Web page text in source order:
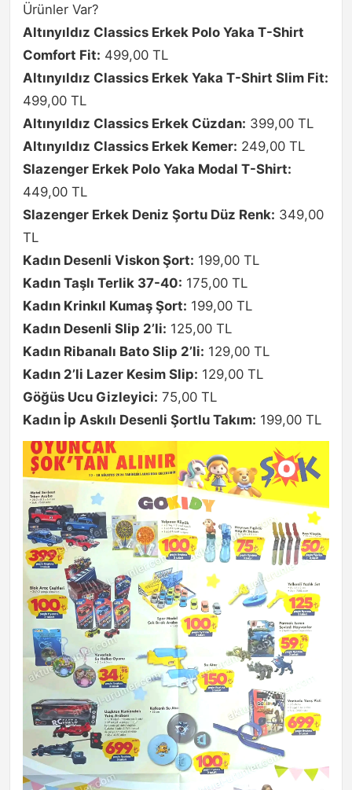
Ürünler Var?
Altınyıldız Classics Erkek Polo Yaka T-Shirt
Comfort Fit: 499,00 TL
Altınyıldız Classics Erkek Yaka T-Shirt Slim Fit:
499,00 TL
Altınyıldız Classics Erkek Cüzdan: 399,00 TL
Altınyıldız Classics Erkek Kemer: 249,00 TL
Slazenger Erkek Polo Yaka Modal T-Shirt:
449,00 TL
Slazenger Erkek Deniz Şortu Düz Renk: 349,00
TL
Kadın Desenli Viskon Şort: 199,00 TL
Kadın Taşlı Terlik 37-40: 175,00 TL
Kadın Krinkıl Kumaş Şort: 199,00 TL
Kadın Desenli Slip 2’li: 125,00 TL
Kadın Ribanalı Bato Slip 2’li: 129,00 TL
Kadın 2’li Lazer Kesim Slip: 129,00 TL
Göğüs Ucu Gizleyici: 75,00 TL
Kadın İp Askılı Desenli Şortlu Takım: 199,00 TL